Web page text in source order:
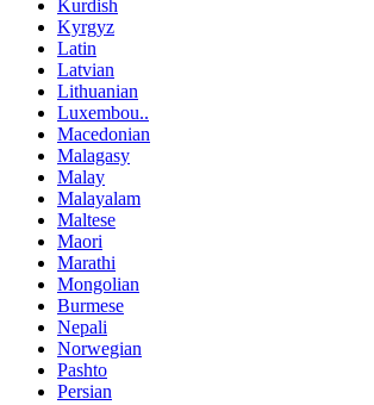
Kurdish
Kyrgyz
Latin
Latvian
Lithuanian
Luxembou..
Macedonian
Malagasy
Malay
Malayalam
Maltese
Maori
Marathi
Mongolian
Burmese
Nepali
Norwegian
Pashto
Persian